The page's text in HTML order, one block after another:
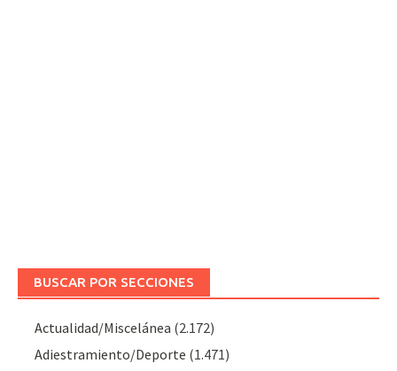
BUSCAR POR SECCIONES
Actualidad/Miscelánea (2.172)
Adiestramiento/Deporte (1.471)